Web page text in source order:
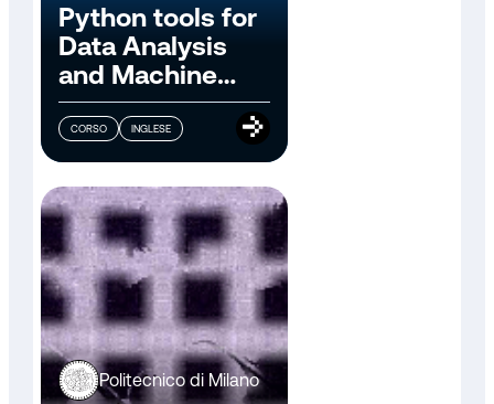
Python tools for
Data Analysis
and Machine
Learning
CORSO INGLESE
Politecnico di Milano